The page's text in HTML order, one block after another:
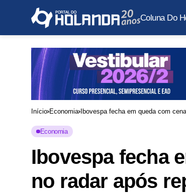
Coluna Do
Início Economia Ibovespa fecha em queda com
Economia
Ibovespa fecha
no radar após